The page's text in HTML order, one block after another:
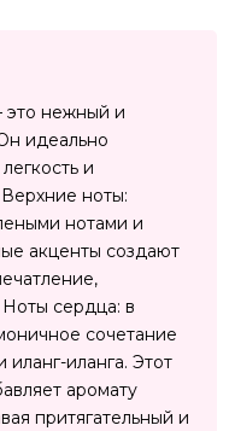
это нежный и
идеально
и
Верхние ноты:
нотами и
акценты создают
сердца: в
сочетание
иланга. Этот
аромату
притягательный и